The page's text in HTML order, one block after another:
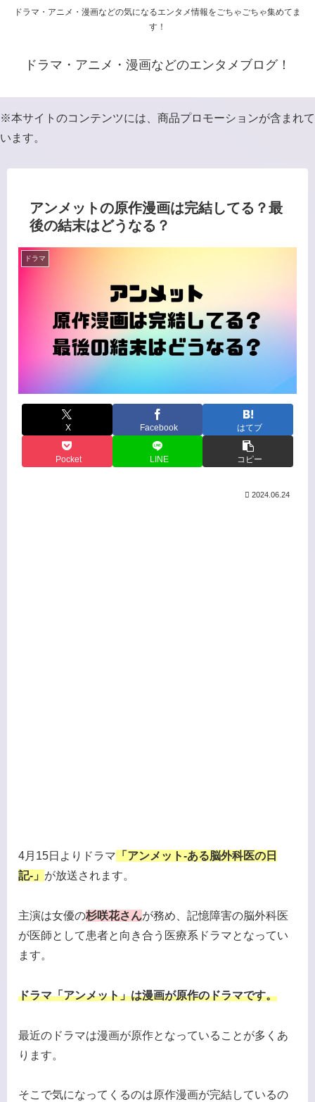
ドラマ・アニメ・漫画などの気になるエンタメ情報をごちゃごちゃ集めてま
す！
ドラマ・アニメ・漫画などのエンタメブログ！
※本サイトのコンテンツには、商品プロモーションが含まれて
います。
アンメットの原作漫画は完結してる？最
後の結末はどうなる？
ドラマ
X Facebook はてブ
Pocket LINE コピー
2024.06.24
4月15日よりドラマ 「アンメット-ある脳外科医の日
記-」 が放送されます。
主演は女優の杉咲花さんが務め、記憶障害の脳外科医
が医師として患者と向き合う医療系ドラマとなってい
ます。
ドラマ「アンメット」は漫画が原作のドラマです。
最近のドラマは漫画が原作となっていることが多くあ
ります。
そこで気になってくるのは原作漫画が完結しているの